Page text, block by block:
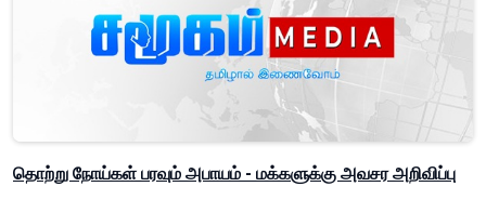
தொற்று நோய்கள் பரவும் அபாயம் - மக்களுக்கு அவசர அறிவிப்பு